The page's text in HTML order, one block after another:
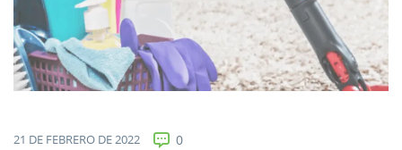
21 DE FEBRERO DE 2022 0